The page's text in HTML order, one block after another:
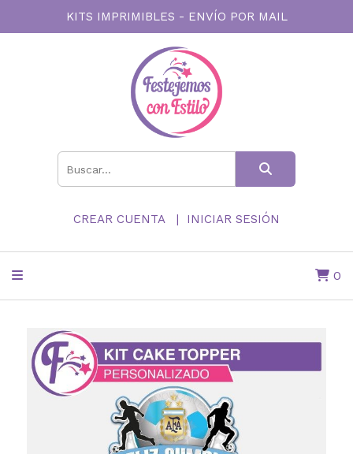
KITS IMPRIMIBLES - ENVÍO POR MAIL
CREAR CUENTA INICIAR SESIÓN
0